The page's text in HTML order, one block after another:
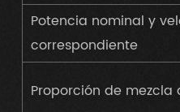
Potencia nominal y
correspondiente
Proporción de